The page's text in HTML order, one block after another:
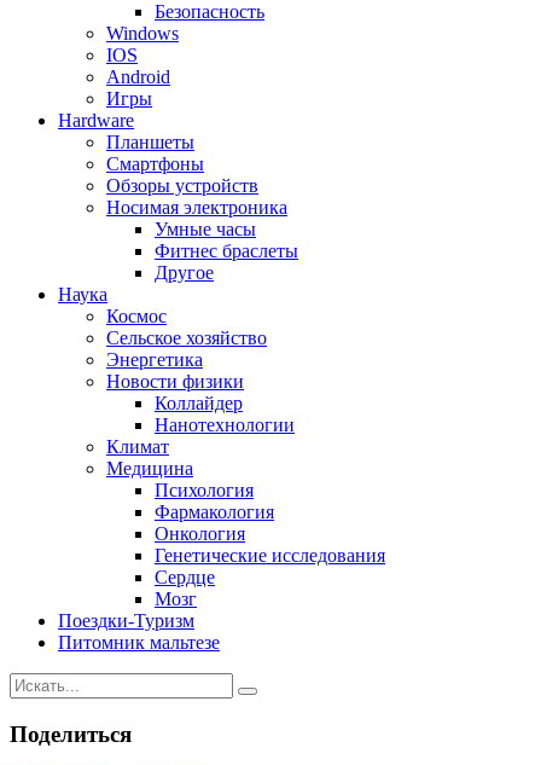
Безопасность
Windows
IOS
Android
Игры
Hardware
Планшеты
Смартфоны
Обзоры устройств
Носимая электроника
Умные часы
Фитнес браслеты
Другое
Наука
Космос
Сельское хозяйство
Энергетика
Новости физики
Коллайдер
Нанотехнологии
Климат
Медицина
Психология
Фармакология
Онкология
Генетические исследования
Сердце
Мозг
Поездки-Туризм
Питомник мальтезе
Поделиться